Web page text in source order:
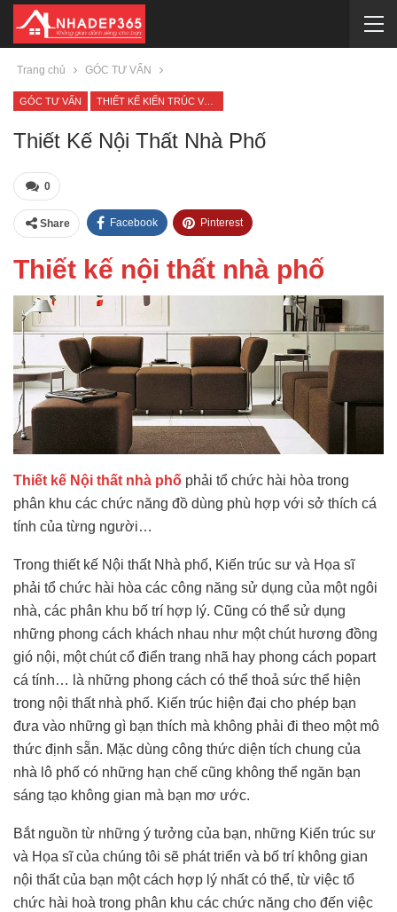
Trang chủ GÓC TƯ VẤN
GÓC TƯ VẤN
Thiết Kế Nội Thất Nhà Phố
0
Share Facebook Pinterest
Thiết kế nội thất nhà phố
Thiết kế Nội thất nhà phố phải tổ chức hài hòa trong
phân khu các chức năng đồ dùng phù hợp với sở thích cá
tính của từng người…
Trong thiết kế Nội thất Nhà phố, Kiến trúc sư và Họa sĩ
phải tổ chức hài hòa các công năng sử dụng của một ngôi
nhà, các phân khu bố trí hợp lý. Cũng có thể sử dụng
những phong cách khách nhau như một chút hương đồng
gió nội, một chút cổ điển trang nhã hay phong cách popart
cá tính… là những phong cách có thể thoả sức thể hiện
trong nội thất nhà phố. Kiến trúc hiện đại cho phép bạn
đưa vào những gì bạn thích mà không phải đi theo một mô
thức định sẵn. Mặc dùng công thức diện tích chung của
nhà lô phố có những hạn chế cũng không thể ngăn bạn
sáng tạo không gian mà bạn mơ ước.
Bắt nguồn từ những ý tưởng của bạn, những Kiến trúc sư
và Họa sĩ của chúng tôi sẽ phát triển và bố trí không gian
nội thất của bạn một cách hợp lý nhất có thể, từ việc tổ
chức hài hoà trong phân khu các chức năng cho đến việc